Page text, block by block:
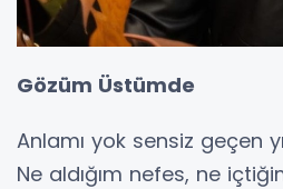
Gözüm Üstümde
Anlamı yok sensiz geçen
Ne aldığım nefes, ne